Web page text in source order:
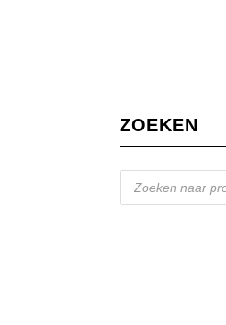
ZOEKEN
Producten
zoeken